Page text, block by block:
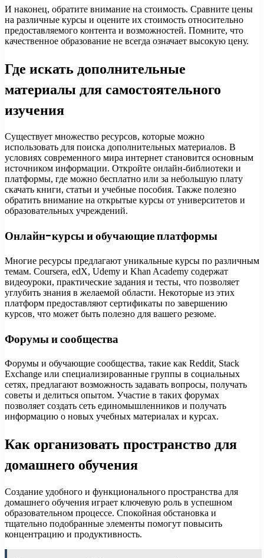
И наконец, обратите внимание на стоимость. Сравните цены
на различные курсы и оцените их стоимость относительно
предоставляемого контента и возможностей. Помните, что
качественное образование не всегда означает высокую цену.
Где искать дополнительные
материалы для самостоятельного
изучения
Существует множество ресурсов, которые можно
использовать для поиска дополнительных материалов. В
условиях современного мира интернет становится основным
источником информации. Откройте онлайн-библиотеки и
платформы, где можно бесплатно или за небольшую плату
скачать книги, статьи и учебные пособия. Также полезно
обратить внимание на открытые курсы от университетов и
образовательных учреждений.
Онлайн-курсы и обучающие платформы
Многие ресурсы предлагают уникальные курсы по различным
темам. Coursera, edX, Udemy и Khan Academy содержат
видеоуроки, практические задания и тесты, что позволяет
углубить знания в желаемой области. Некоторые из этих
платформ предоставляют сертификаты по завершению
курсов, что может быть полезно для вашего резюме.
Форумы и сообщества
Форумы и обучающие сообщества, такие как Reddit, Stack
Exchange или специализированные группы в социальных
сетях, предлагают возможность задавать вопросы, получать
советы и делиться опытом. Участие в таких форумах
позволяет создать сеть единомышленников и получать
информацию о новых учебных материалах и курсах.
Как организовать пространство для
домашнего обучения
Создание удобного и функционального пространства для
домашнего обучения играет ключевую роль в успешном
образовательном процессе. Спокойная обстановка и
тщательно подобранные элементы помогут повысить
концентрацию и продуктивность.